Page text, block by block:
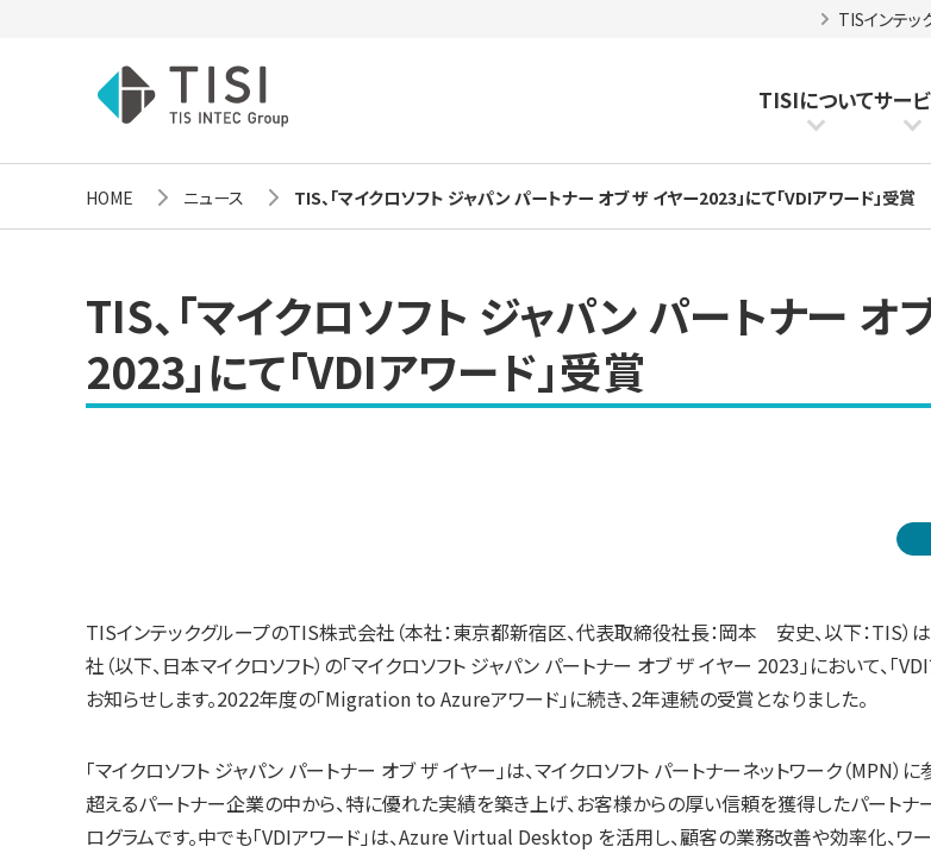
TISIについてサー
TISインテッ
HOME ニュース TIS、「マイクロソフト ジャパン パートナー オブ ザ イヤー2023」にて「VDIアワード」受賞
TIS、「マイクロソフト ジャパン パートナー オ
2023」にて「VDIアワード」受賞
TISインテックグループのTIS株式会社（本社：東京都新宿区、代表取締役社長：岡本 安史、以下：TIS）
社（以下、日本マイクロソフト）の「マイクロソフト ジャパン パートナー オブ ザ イヤー 2023」において、「
お知らせします。2022年度の「Migration to Azureアワード」に続き、2年連続の受賞となりました。
「マイクロソフト ジャパン パートナー オブ ザ イヤー」は、マイクロソフト パートナーネットワーク（MPN
超えるパートナー企業の中から、特に優れた実績を築き上げ、お客様からの厚い信頼を獲得したパート
ログラムです。中でも「VDIアワード」は、Azure Virtual Desktop を活用し、顧客の業務改善や効率化、ワ